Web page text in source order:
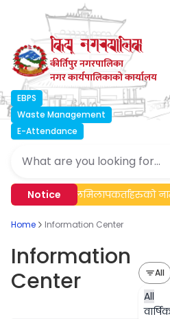
कीर्तिपुर नगरपालिका
नगर कार्यपालिकाको कार्यालय
EBPS
Waste Management
E-Attendance
Notice मेलमिलापकर्ताहरुको
Home Information Center
Information
Center
All
All